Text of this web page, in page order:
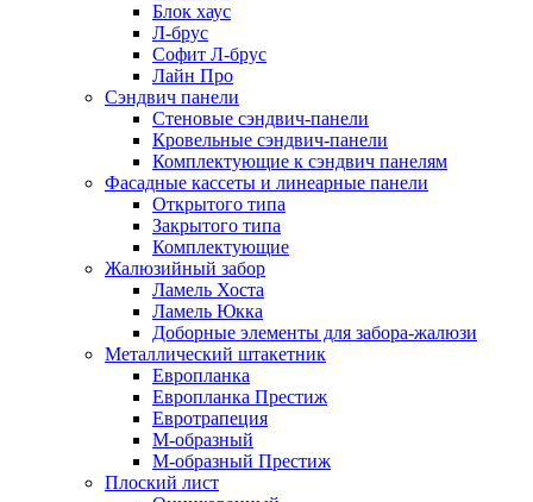
Блок хаус
Л-брус
Софит Л-брус
Лайн Про
Сэндвич панели
Стеновые сэндвич-панели
Кровельные сэндвич-панели
Комплектующие к сэндвич панелям
Фасадные кассеты и линеарные панели
Открытого типа
Закрытого типа
Комплектующие
Жалюзийный забор
Ламель Хоста
Ламель Юкка
Доборные элементы для забора-жалюзи
Металлический штакетник
Европланка
Европланка Престиж
Евротрапеция
М-образный
М-образный Престиж
Плоский лист